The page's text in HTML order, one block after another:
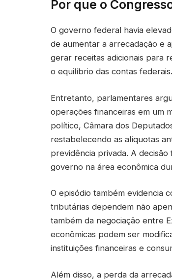
Por que o
O governo federal havia
de aumentar a arrecadação e
gerar receitas adicionais para
o equilíbrio das contas federais.
Entretanto, parlamentares
operações financeiras em um
político, Câmara dos
restabelecendo as alíquotas
previdência privada. A
governo na área econômica
O episódio também evidencia
tributárias dependem não
também da negociação entre
econômicas podem ser
instituições financeiras e
Além disso, a perda da